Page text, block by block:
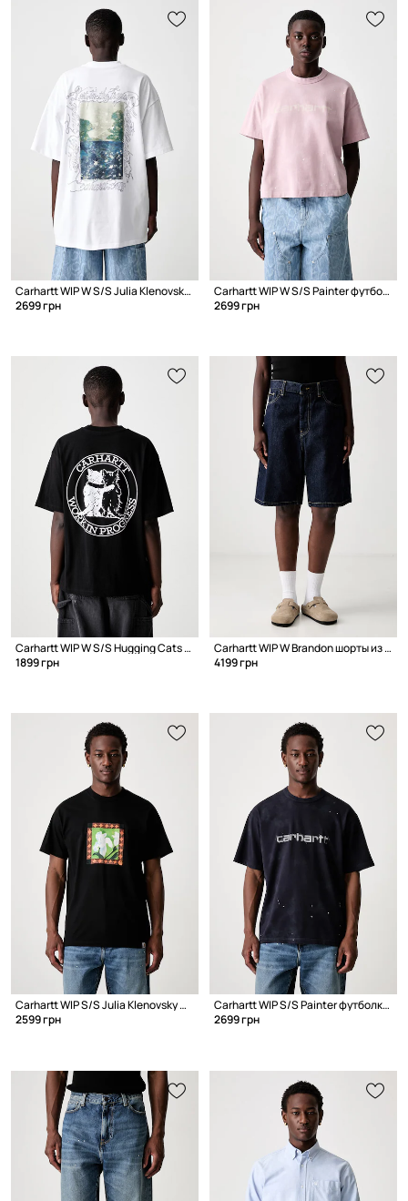
Carhartt WIP W S/S Julia Klenovsky футболка из хлопка для мужчин
2699 грн
Carhartt WIP W S/S Painter футболка из хлопка для женщин
2699 грн
Carhartt WIP W S/S Hugging Cats футболка из хлопка для женщин
1899 грн
Carhartt WIP W Brandon шорты из денима для женщин
4199 грн
Carhartt WIP S/S Julia Klenovsky футболка из хлопка для мужчин
2599 грн
Carhartt WIP S/S Painter футболка из хлопка для мужчин
2699 грн